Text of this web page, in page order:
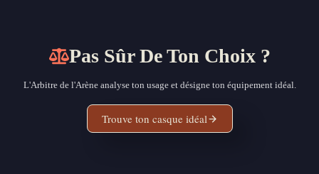
Pas Sûr De Ton Choix ?
L'Arbitre de l'Arène analyse ton usage et désigne ton équipement idéal.
Trouve ton casque idéal